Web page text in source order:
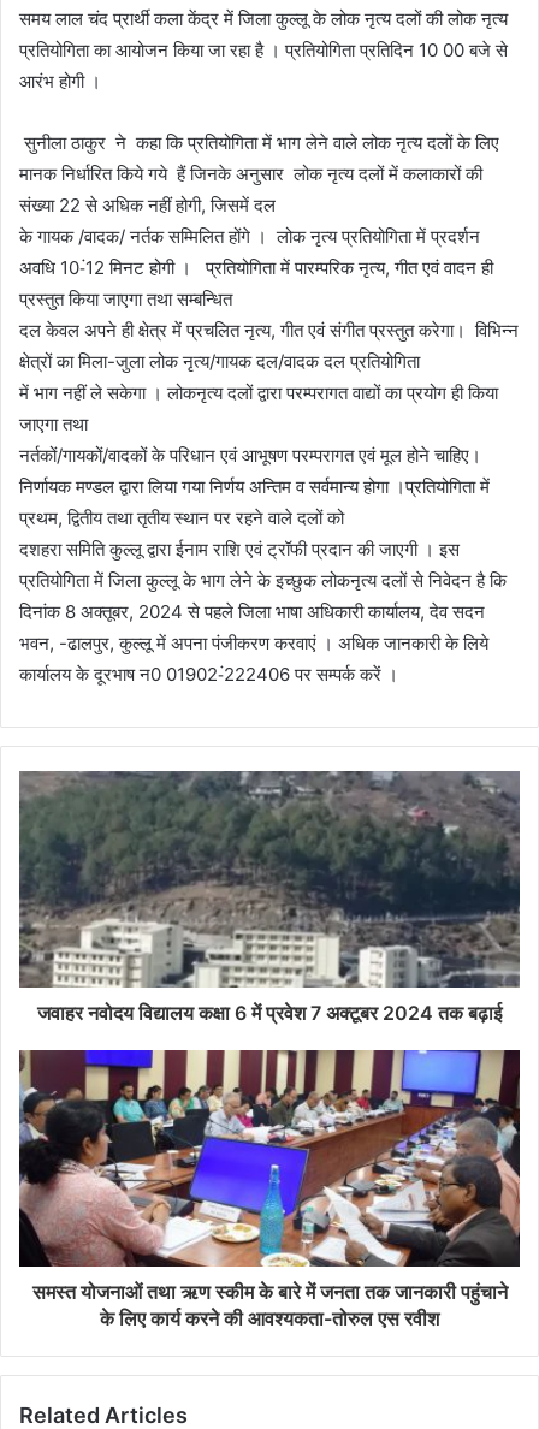
समय लाल चंद प्रार्थी कला केंद्र में जिला कुल्लू के लोक नृत्य दलों की लोक नृत्य
प्रतियोगिता का आयोजन किया जा रहा है । प्रतियोगिता प्रतिदिन 10 00 बजे से
आरंभ होगी ।
सुनीला ठाकुर ने कहा कि प्रतियोगिता में भाग लेने वाले लोक नृत्य दलों के लिए
मानक निर्धारित किये गये हैं जिनके अनुसार लोक नृत्य दलों में कलाकारों की
संख्या 22 से अधिक नहीं होगी, जिसमें दल
के गायक /वादक/ नर्तक सम्मिलित होंगे । लोक नृत्य प्रतियोगिता में प्रदर्शन
अवधि 10-ं12 मिनट होगी । प्रतियोगिता में पारम्परिक नृत्य, गीत एवं वादन ही
प्रस्तुत किया जाएगा तथा सम्बन्धित
दल केवल अपने ही क्षेत्र में प्रचलित नृत्य, गीत एवं संगीत प्रस्तुत करेगा। विभिन्न
क्षेत्रों का मिला-जुला लोक नृत्य/गायक दल/वादक दल प्रतियोगिता
में भाग नहीं ले सकेगा । लोकनृत्य दलों द्वारा परम्परागत वाद्यों का प्रयोग ही किया
जाएगा तथा
नर्तकों/गायकों/वादकों के परिधान एवं आभूषण परम्परागत एवं मूल होने चाहिए।
निर्णायक मण्डल द्वारा लिया गया निर्णय अन्तिम व सर्वमान्य होगा ।प्रतियोगिता में
प्रथम, द्वितीय तथा तृतीय स्थान पर रहने वाले दलों को
दशहरा समिति कुल्लू द्वारा ईनाम राशि एवं ट्रॉफी प्रदान की जाएगी । इस
प्रतियोगिता में जिला कुल्लू के भाग लेने के इच्छुक लोकनृत्य दलों से निवेदन है कि
दिनांक 8 अक्तूबर, 2024 से पहले जिला भाषा अधिकारी कार्यालय, देव सदन
भवन, -ढालपुर, कुल्लू में अपना पंजीकरण करवाएं । अधिक जानकारी के लिये
कार्यालय के दूरभाष न0 01902-ं222406 पर सम्पर्क करें ।
जवाहर नवोदय विद्यालय कक्षा 6 में प्रवेश 7 अक्टूबर 2024 तक बढ़ाई
समस्त योजनाओं तथा ऋण स्कीम के बारे में जनता तक जानकारी पहुंचाने
के लिए कार्य करने की आवश्यकता-तोरुल एस रवीश
Related Articles